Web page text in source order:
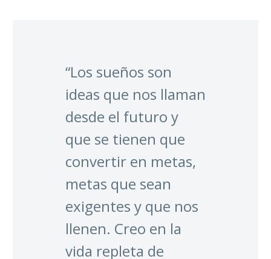
“Los sueños son
ideas que nos llaman
desde el futuro y
que se tienen que
convertir en metas,
metas que sean
exigentes y que nos
llenen. Creo en la
vida repleta de